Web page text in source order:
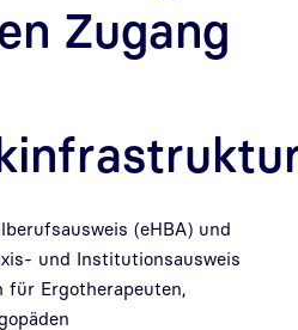
Zugang
(eHBA) und
und Institutionsausweis
für Ergotherapeuten,